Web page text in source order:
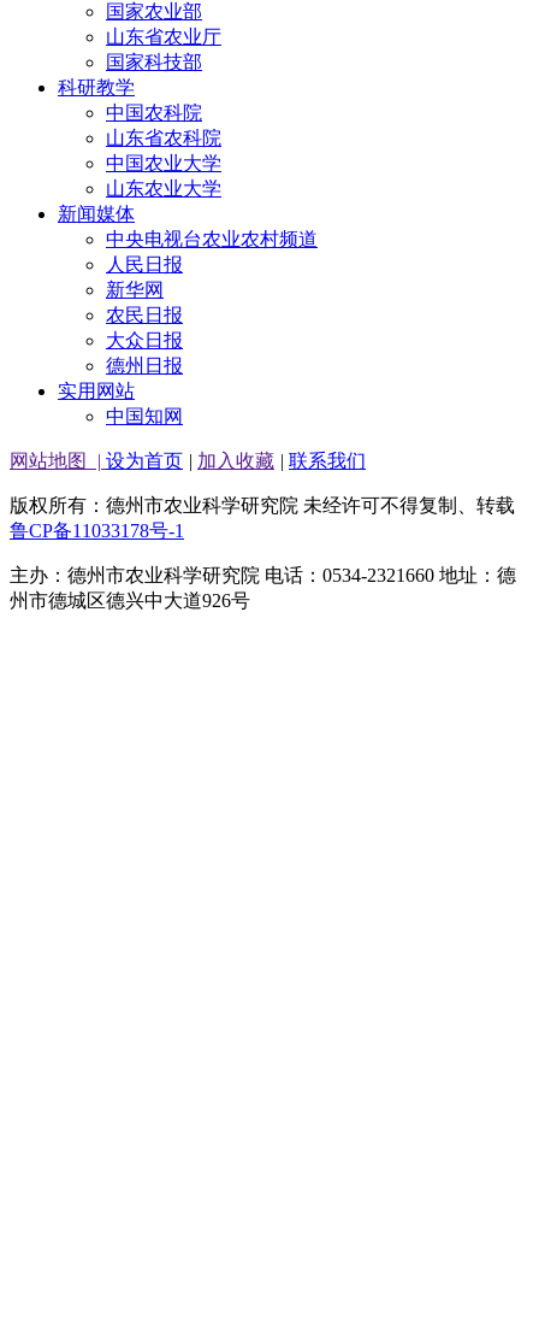
国家农业部
山东省农业厅
国家科技部
科研教学
中国农科院
山东省农科院
中国农业大学
山东农业大学
新闻媒体
中央电视台农业农村频道
人民日报
新华网
农民日报
大众日报
德州日报
实用网站
中国知网
网站地图 | 设为首页 | 加入收藏 | 联系我们
版权所有：德州市农业科学研究院 未经许可不得复制、转载
鲁CP备11033178号-1
主办：德州市农业科学研究院 电话：0534-2321660 地址：德
州市德城区德兴中大道926号